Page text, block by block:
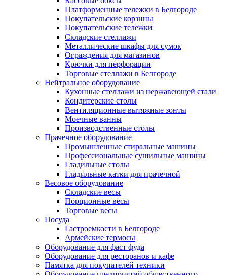
Платформенные тележки в Белгороде
Покупательские корзины
Покупательские тележки
Складские стеллажи
Металлические шкафы для сумок
Ограждения для магазинов
Крючки для перфорации
Торговые стеллажи в Белгороде
Нейтральное оборудование
Кухонные стеллажи из нержавеющей стали
Кондитерские столы
Вентиляционные вытяжные зонты
Моечные ванны
Производственные столы
Прачечное оборудование
Промышленные стиральные машины
Профессиональные сушильные машины
Гладильные столы
Гладильные катки для прачечной
Весовое оборудование
Складские весы
Порционные весы
Торговые весы
Посуда
Гастроемкости в Белгороде
Армейские термосы
Оборудование для фаст фуда
Оборудование для ресторанов и кафе
Памятка для покупателей техники